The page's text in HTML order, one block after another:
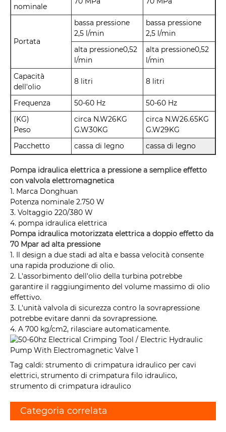
nominale
Portata
bassa pressione
2,5 l/min
bassa pressione
2,5 l/min
alta pressione0,52
l/min
alta pressione0,52
l/min
Capacità
dell'olio
8 litri 8 litri
Frequenza 50-60 Hz
50-60 Hz
(KG)
Peso
circa N.W26KG
G.W30KG
circa N.W26.65KG
G.W29KG
Pacchetto
cassa di legno cassa di legno
Pompa idraulica elettrica a pressione a semplice effetto
con valvola elettromagnetica
1. Marca Donghuan
Potenza nominale 2.750 W
3. Voltaggio 220/380 W
4. pompa idraulica elettrica
Pompa idraulica motorizzata elettrica a doppio effetto da
70 Mpar ad alta pressione
1. Il design a due stadi ad alta e bassa velocità consente
una rapida produzione di olio.
2. L'assorbimento dell'olio della turbina potrebbe
garantire il raggiungimento del volume massimo di olio
effettivo.
3. L'unità valvola di sicurezza contro la sovrapressione
potrebbe evitare danni da sovrapressione.
4. A 700 kg/cm2, rilasciare automaticamente.
Tag caldi: strumento di crimpatura idraulico per cavi
elettrici, strumento di crimpatura filo idraulico,
strumento di crimpatura idraulico
Categoria correlata